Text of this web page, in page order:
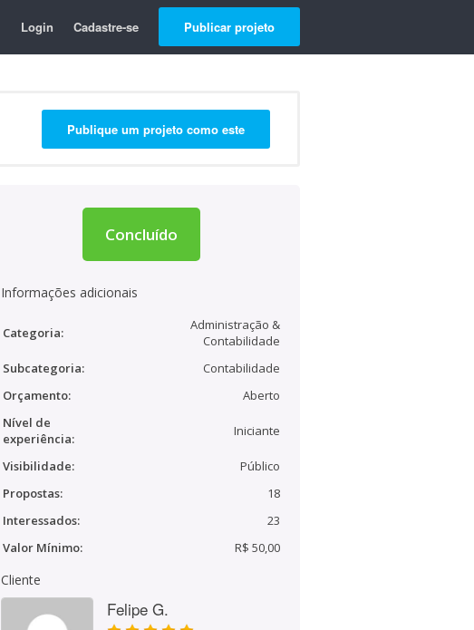
Login Cadastre-se Publicar projeto
Publique um projeto como este
Concluído
Informações adicionais
Categoria:
Administração &
Contabilidade
Subcategoria:
Contabilidade
Orçamento:
Aberto
Nível de
experiência:
Iniciante
Visibilidade:
Público
Propostas:
18
Interessados:
23
Valor Mínimo:
R$ 50,00
Cliente
Felipe G.